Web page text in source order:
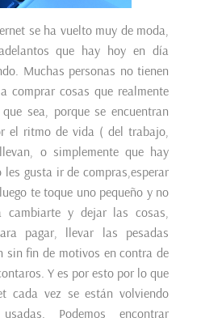
se ha vuelto muy de moda,
que hay hoy en día
Muchas personas no tienen
comprar cosas que realmente
sea, porque se encuentran
el ritmo de vida ( del trabajo,
o simplemente que hay
les gusta ir de compras,esperar
te toque uno pequeño y no
cambiarte y dejar las cosas,
pagar, llevar las pesadas
sin fin de motivos en contra de
Y es por esto por lo que
cada vez se están volviendo
Podemos encontrar